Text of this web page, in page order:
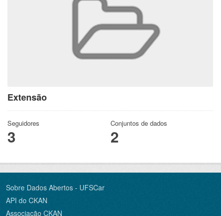
Extensão
Seguidores
3
Conjuntos de dados
2
Sobre Dados Abertos - UFSCar
API do CKAN
Associação CKAN